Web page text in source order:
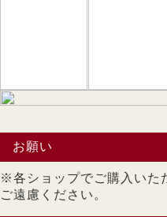
お願い
※各ショップでご購入いた
ご遠慮くだ